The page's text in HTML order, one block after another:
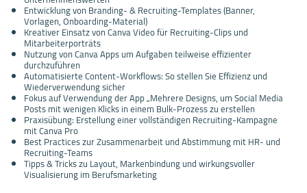
Entwicklung von Branding- & Recruiting-Templates (Banner,
Vorlagen, Onboarding-Material)
Kreativer Einsatz von Canva Video für Recruiting-Clips und
Mitarbeiterporträts
Nutzung von Canva Apps um Aufgaben teilweise effizienter
durchzuführen
Automatisierte Content-Workflows: So stellen Sie Effizienz und
Wiederverwendung sicher
Fokus auf Verwendung der App „Mehrere Designs, um Social Media
Posts mit wenigen Klicks in einem Bulk-Prozess zu erstellen
Praxisübung: Erstellung einer vollständigen Recruiting-Kampagne
mit Canva Pro
Best Practices zur Zusammenarbeit und Abstimmung mit HR- und
Recruiting-Teams
Tipps & Tricks zu Layout, Markenbindung und wirkungsvoller
Visualisierung im Berufsmarketing